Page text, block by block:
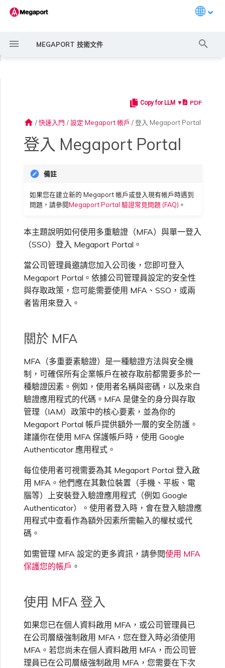
MEGAPORT 技術文件
使用 MFA 登入
在您的個人資料的 MFA 已
被重設後登入
使用 SSO 登入
常見多雲連線情境
使用 Megaport 解決方案實
現 MPLS 網路現代化
以服務供應商身分使用
Megaport 上雲即服務
MACsec
雲端原生 VPN 加密
高速跨雲加密
訂購交叉連接
訂購本地迴路
Port 備援
鏈路聚合群組（LAG）
建立 LAG
將 Port 新增至 LAG
終止 Port
建立私有 VXC
遷移 VXC
設定服務金鑰
使用服務金鑰建立連線
設定 Q-in-Q
變更合約 VXC 的速率
關閉 VXC 以進行容錯移轉測
終止 VXC
路由指南
MVE
終止 Megaport Internet 連
11:11 Systems
3DS Outscale
AWS Direct Connect
Azure ExpressRoute
Cisco Webex
IBM Cloud Direct Link
Latitude.sh
Oracle Cloud Infrastructure
Salesforce Express
Connect
概述
3DS Outscale MCR 連線
AWS Direct Connect
Azure MCR 連線
DigitalOcean MCR 連線
Oracle MCR 連線
OVHcloud MCR 連線
Salesforce MCR 連線
SAP HANA Enterprise
Cloud
概述
Aruba SD-WAN
Cisco SD-WAN
Fortinet FortiGate
Palo Alto Networks
MCR 進階 VLAN 與路由功能
MCR 備援
建立 MCR
建立 MCR VXC
設定 MCR
使用封包過濾
在 MCR 中使用 IPsec
MCR 路由管理
路由過濾
路由通告
設定 BGP 進階設定
MCR Looking Glass（路由診
MCR 的 NAT 運作原理
MCR 私有雲端互聯
終止 MCR
MVE 部署情境
MVE 位置
MVE 備援
vNIC 連線類型
Megaport 網路中的 SSE 與
SASE
6WIND
6WIND 概述
6WIND 授權網路功能
建立 MVE
建立 VXC
連線 MVE
Anapaya
Anapaya 概述
規劃部署
建立 VXC
連線 MVE
終止 MVE
Aruba SD-WAN
Aruba SD-WAN 概述
規劃部署
建立 VXC
連線 MVE
終止 MVE
Aviatrix
Aviatrix Secure Edge 概述
規劃部署
建立 VXC
連線 MVE
終止 MVE
Check Point CloudGuard
Check Point CloudGuard 概
規劃部署
連線 MVE
終止 MVE
Cisco
Cisco MVE 概述
規劃部署
建立 VXC
連線 MVE
將 MPLS 與 SDCI 整合
Fortinet FortiGate
Fortinet FortiGate 概述
規劃部署
建立 VXC
連線 MVE
終止 MVE
Juniper MVE 概述
規劃部署
建立 VXC
連線 MVE
終止 MVE
VM-Series Firewall
Prisma SD-WAN
Peplink FusionHub 概述
規劃部署
建立 VXC
連線 MVE
終止 MVE
Versa SD-WAN
Versa SD-WAN 概述
規劃部署
建立 VXC
連線 MVE
終止 MVE
VMware SD-WAN 概述
規劃部署
建立 VXC
連線 MVE
終止 MVE
設定 IX
IX 需求
加入 IX
France-IX 連線
管理 IX
編輯 IX
變更合約 IX 的速率
關閉 IX
終止 IX
IX 工具與功能
MegaIX 功能概述
MegaIX Looking Glass（路
由診斷）
都會區 ID
建立個人檔案
申請連線
Marketplace 常見問題
監控 MCR
監控 MVE
檢視工作階段事件日誌
管理個人檔案
設定電子郵件通知
管理最短合約期續約
管理 Megaport
Marketplace 個人檔案
管理安全設定
檢視作業日誌
監控維護和中斷事件
鎖定 Megaport 服務
Megaport 授權書
Port 定價與合約條款
VXC 定價與合約條款
Megaport Internet 定價與合
IX 定價與合約條款
MCR 定價與合約條款
MVE 定價與合約條款
啟用計費市場
指派財務角色
更新帳單資訊
信用卡付款
瞭解 Megaport 帳單
客戶現場服務
Port 計費
MCR 計費
MVE 計費
IX 計費
客戶註冊與入駐
建立 API 金鑰
管理使用者
建立 Port
建立服務金鑰
建立 VXC
變更 VXC 設定
建立至 AWS 的 VXC
建立至 Azure 的 VXC
建立至 Google Cloud 的
VXC
建立 Megaport Internet 連
建立 MCR
使用 API 建立 MCR VXC
VXC
從 MVE 建立至 Azure 的
VXC
從 MVE 建立至 Google 的
快速開始
建立 Megaport Terraform
Provider 設定檔
使用 Megaport Terraform
Terraform 狀態管理
匯入現有生產服務
Server（公開測試版）
Megaport Terraform
Provider 常見問題
Megaport Terraform
Provider 學習資料與資源
啟用 Port
訂購時的錯誤
Port 與 VXC
Port 或 VXC 中斷或不穩定
Port 延遲
吞吐量與效能
VXC 連線
MCR 中斷或無法使用
MCR 路由
其他 MCR 問題
MVE 中斷或無法使用
MVE 網際網路連線
IX 連線
IX BGP 路由
雲端
雲端服務供應商互聯位址空間
ExpressRoute 線路容量不足
Megaport Internet
建立 Juniper 私有連線
Megaport Terraform
Provider
在測試環境中測試
客戶安全責任
問題
單一登入（SSO）功能與使
用說明
聯繫支援
支援請求入口網站
瞭解支援請求
升級支援案件
傳送意見回饋
網路維護
歐盟數位服務法
Copy for LLM ▼ PDF
home / 快速入門 / 設定 Megaport 帳戶 /登入 Megaport Portal
登入 Megaport Portal
備註
如果您在建立新的 Megaport 帳戶或登入現有帳戶時遇到
問題，請參閱Megaport Portal 驗證常見問題 (FAQ) 。
本主題說明如何使用多重驗證（MFA）與單一登入
（SSO）登入 Megaport Portal。
當公司管理員邀請您加入公司後，您即可登入
Megaport Portal。依據公司管理員設定的安全性
與存取政策，您可能需要使用 MFA、SSO，或兩
者皆用來登入。
關於 MFA
MFA（多重要素驗證）是一種驗證方法與安全機
制，可確保所有企業帳戶在被存取前都需要多於一
種驗證因素。例如，使用者名稱與密碼，以及來自
驗證應用程式的代碼。MFA 是健全的身分與存取
管理（IAM）政策中的核心要素，並為你的
Megaport Portal 帳戶提供額外一層的安全防護。
建議你在使用 MFA 保護帳戶時，使用 Google
Authenticator 應用程式。
每位使用者可視需要為其 Megaport Portal 登入啟
用 MFA。他們應在其數位裝置（手機、平板、電
腦等）上安裝登入驗證應用程式（例如 Google
Authenticator）。使用者登入時，會在登入驗證應
用程式中查看作為額外因素所需輸入的權杖或代
碼。
如需管理 MFA 設定的更多資訊，請參閱使用 MFA
保護您的帳戶 。
使用 MFA 登入
如果您已在個人資料啟用 MFA，或公司管理員已
在公司層級強制啟用 MFA，您在登入時必須使用
MFA。若您尚未在個人資料啟用 MFA，而公司管
理員已在公司層級強制啟用 MFA，您需要在下次